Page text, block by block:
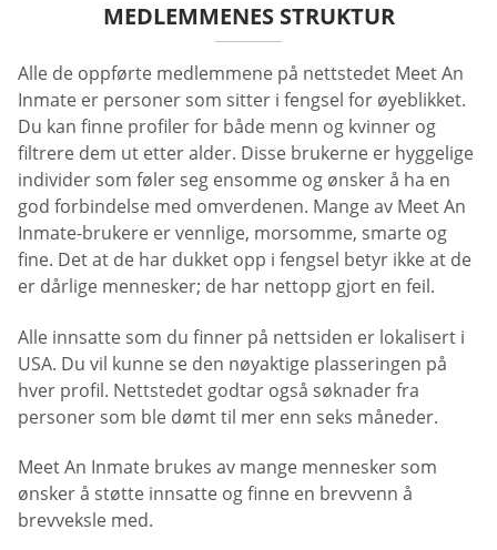
MEDLEMMENES STRUKTUR
Alle de oppførte medlemmene på nettstedet Meet An
Inmate er personer som sitter i fengsel for øyeblikket.
Du kan finne profiler for både menn og kvinner og
filtrere dem ut etter alder. Disse brukerne er hyggelige
individer som føler seg ensomme og ønsker å ha en
god forbindelse med omverdenen. Mange av Meet An
Inmate-brukere er vennlige, morsomme, smarte og
fine. Det at de har dukket opp i fengsel betyr ikke at de
er dårlige mennesker; de har nettopp gjort en feil.
Alle innsatte som du finner på nettsiden er lokalisert i
USA. Du vil kunne se den nøyaktige plasseringen på
hver profil. Nettstedet godtar også søknader fra
personer som ble dømt til mer enn seks måneder.
Meet An Inmate brukes av mange mennesker som
ønsker å støtte innsatte og finne en brevvenn å
brevveksle med.